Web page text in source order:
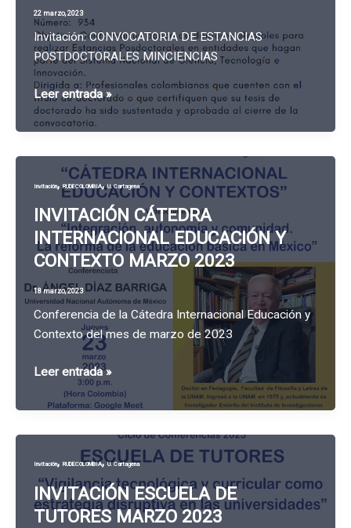
RUDECOLOMBIA
22 marzo, 2023
Invitación: CONVOCATORIA DE ESTANCIAS
POSTDOCTORALES MINCIENCIAS
Invitación:
CONVOCATORIA
DE
POSTDOCTORALES
MINCIENCIAS
Leer entrada »
Invitación,RUDECOLOMBIA,U. Cartagena
INVITACIÓN CÁTEDRA
INTERNACIONAL EDUCACIÓN Y
CONTEXTO MARZO 2023
18 marzo, 2023
Conferencia de la Cátedra Internacional Educación y
Contexto del mes de marzo de 2023
INVITACIÓN
CÁTEDRA
INTERNACIONAL
CONTEXTO
MARZO
2023
Leer entrada »
Invitación,RUDECOLOMBIA,U. Cartagena
INVITACIÓN ESCUELA DE
TUTORES MARZO 2023